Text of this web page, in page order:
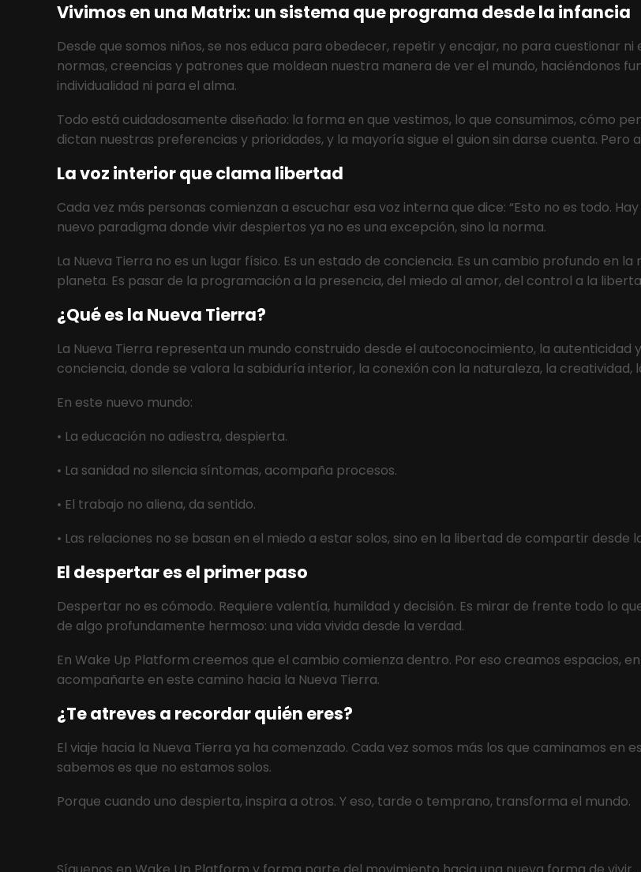
Vivimos en una Matrix: un sistema que programa desde la infancia
Desde que somos niños, se nos educa para obedecer, repetir y encajar, no para cuestionar
normas, creencias y patrones que moldean nuestra manera de ver el mundo, haciéndonos
individualidad ni para el alma.
Todo está cuidadosamente diseñado: la forma en que vestimos, lo que consumimos, cómo
dictan nuestras preferencias y prioridades, y la mayoría sigue el guion sin darse cuenta. Pero
La voz interior que clama libertad
Cada vez más personas comienzan a escuchar esa voz interna que dice: “Esto no es todo.
nuevo paradigma donde vivir despiertos ya no es una excepción, sino la norma.
La Nueva Tierra no es un lugar físico. Es un estado de conciencia. Es un cambio profundo en
planeta. Es pasar de la programación a la presencia, del miedo al amor, del control a la
¿Qué es la Nueva Tierra?
La Nueva Tierra representa un mundo construido desde el autoconocimiento, la autenticidad
conciencia, donde se valora la sabiduría interior, la conexión con la naturaleza, la creatividad,
En este nuevo mundo:
• La educación no adiestra, despierta.
• La sanidad no silencia síntomas, acompaña procesos.
• El trabajo no aliena, da sentido.
• Las relaciones no se basan en el miedo a estar solos, sino en la libertad de compartir desde
El despertar es el primer paso
Despertar no es cómodo. Requiere valentía, humildad y decisión. Es mirar de frente todo lo
de algo profundamente hermoso: una vida vivida desde la verdad.
En Wake Up Platform creemos que el cambio comienza dentro. Por eso creamos espacios,
acompañarte en este camino hacia la Nueva Tierra.
¿Te atreves a recordar quién eres?
El viaje hacia la Nueva Tierra ya ha comenzado. Cada vez somos más los que caminamos en
sabemos es que no estamos solos.
Porque cuando uno despierta, inspira a otros. Y eso, tarde o temprano, transforma el mundo.